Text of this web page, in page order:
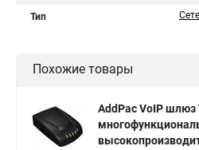
Тип
Похожие товары
AddPac VoIP